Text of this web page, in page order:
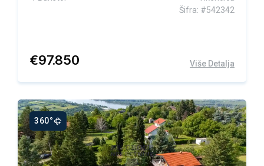
Šifra: #542342
€97.850 Više Detalja
360°